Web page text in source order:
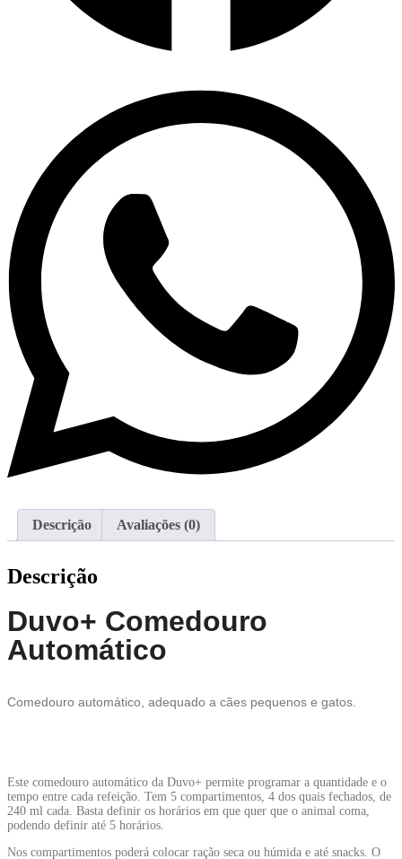
Descrição Avaliações (0)
Descrição
Duvo+ Comedouro
Automático
Comedouro automático, adequado a cães pequenos e gatos.
Este comedouro automático da Duvo+ permite programar a quantidade e o
tempo entre cada refeição. Tem 5 compartimentos, 4 dos quais fechados, de
240 ml cada. Basta definir os horários em que quer que o animal coma,
podendo definir até 5 horários.
Nos compartimentos poderá colocar ração seca ou húmida e até snacks. O